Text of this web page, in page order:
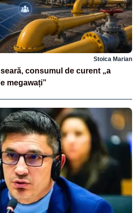
Stoica Marian
consumul de curent „a
megawați”